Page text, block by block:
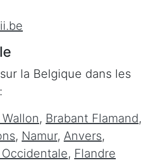
la Belgique dans les
, Brabant Flamand,
, Namur, Anvers,
, Flandre